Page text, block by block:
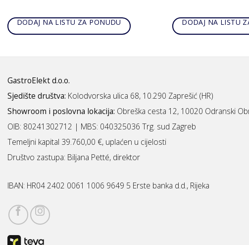
DODAJ NA LISTU ZA PONUDU DODAJ NA LISTU
GastroElekt d.o.o.
Sjedište društva: Kolodvorska ulica 68, 10.290 Zaprešić (HR)
Showroom i poslovna lokacija: Obreška cesta 12, 10020 Odranski
OIB: 80241302712 | MBS: 040325036 Trg. sud Zagreb
Temeljni kapital 39.760,00 €, uplaćen u cijelosti
Društvo zastupa: Biljana Petté, direktor
IBAN: HR04 2402 0061 1006 9649 5 Erste banka d.d., Rijeka